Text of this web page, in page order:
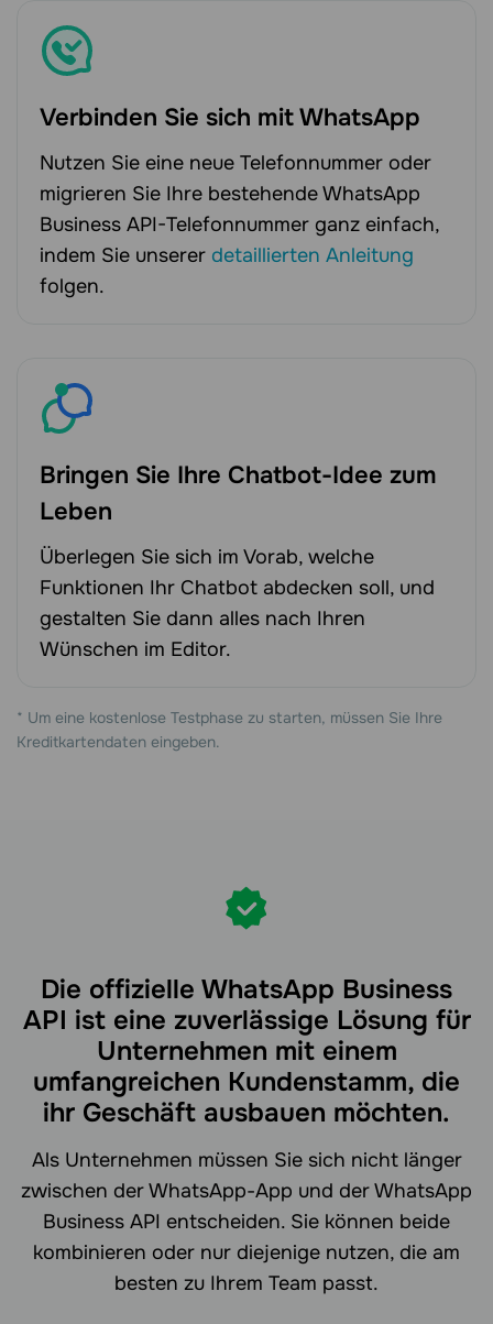
Verbinden Sie sich mit WhatsApp
Nutzen Sie eine neue Telefonnummer oder
migrieren Sie Ihre bestehende WhatsApp
Business API-Telefonnummer ganz einfach,
indem Sie unserer detaillierten Anleitung
folgen.
Bringen Sie Ihre Chatbot-Idee zum
Leben
Überlegen Sie sich im Vorab, welche
Funktionen Ihr Chatbot abdecken soll, und
gestalten Sie dann alles nach Ihren
Wünschen im Editor.
* Um eine kostenlose Testphase zu starten, müssen Sie Ihre
Kreditkartendaten eingeben.
Die offizielle WhatsApp Business
API ist eine zuverlässige Lösung für
Unternehmen mit einem
umfangreichen Kundenstamm, die
ihr Geschäft ausbauen möchten.
Als Unternehmen müssen Sie sich nicht länger
zwischen der WhatsApp-App und der WhatsApp
Business API entscheiden. Sie können beide
kombinieren oder nur diejenige nutzen, die am
besten zu Ihrem Team passt.